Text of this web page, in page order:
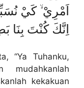
اَمْرِيْ ۙ كَيْ
اِنَّكَ كُنْتَ بِنَا
“Ya Tuhanku,
mudahkanlah
kekakuan